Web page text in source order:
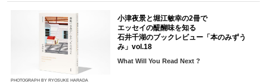
PHOTOGRAPH BY RYOSUKE HARADA
小津夜景と堀江敏幸の2冊で
エッセイの醍醐味を知る
石井千湖のブックレビュー「本のみずう
み」vol.18
What Will You Read Next ?